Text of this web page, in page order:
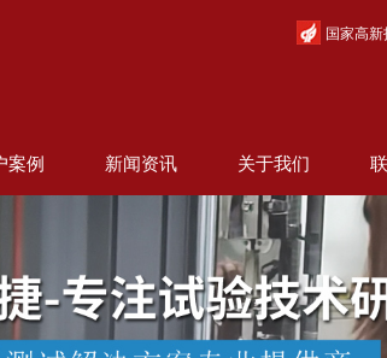
国家高
案例 新闻资讯 关于我们